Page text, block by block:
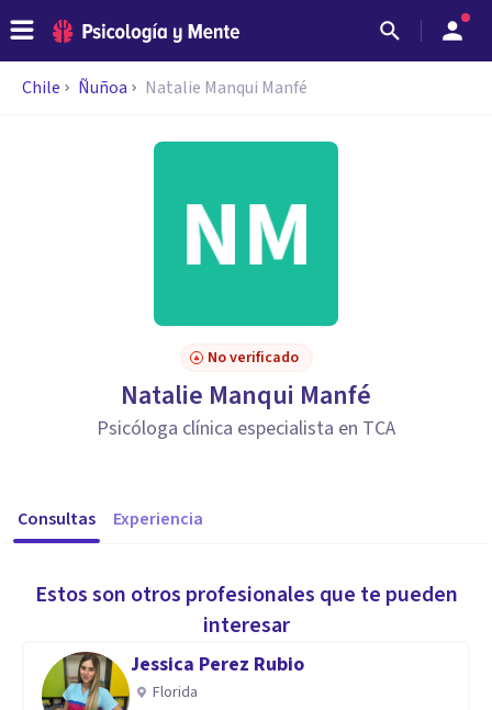
Chile Ñuñoa Natalie Manqui Manfé
No verificado
Natalie Manqui Manfé
Psicóloga clínica especialista en TCA
Consultas Experiencia
Estos son otros profesionales que te pueden
interesar
Jessica Perez Rubio
Florida